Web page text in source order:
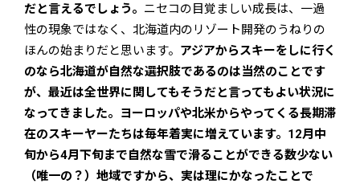
だと言えるでしょう。 ニセコの目覚ましい成長は、一過
性の現象ではなく、北海道内のリゾート開発のうねりの
ほんの始まりだと思います。 アジアからスキーをしに行く
のなら北海道が自然な選択肢であるのは当然のことです
が、最近は全世界に関してもそうだと言ってもよい状況に
なってきました。ヨーロッパや北米からやってくる長期滞
在のスキーヤーたちは毎年着実に増えています。12月中
旬から4月下旬まで自然な雪で滑ることができる数少ない
（唯一の？）地域ですから、実は理にかなったことで